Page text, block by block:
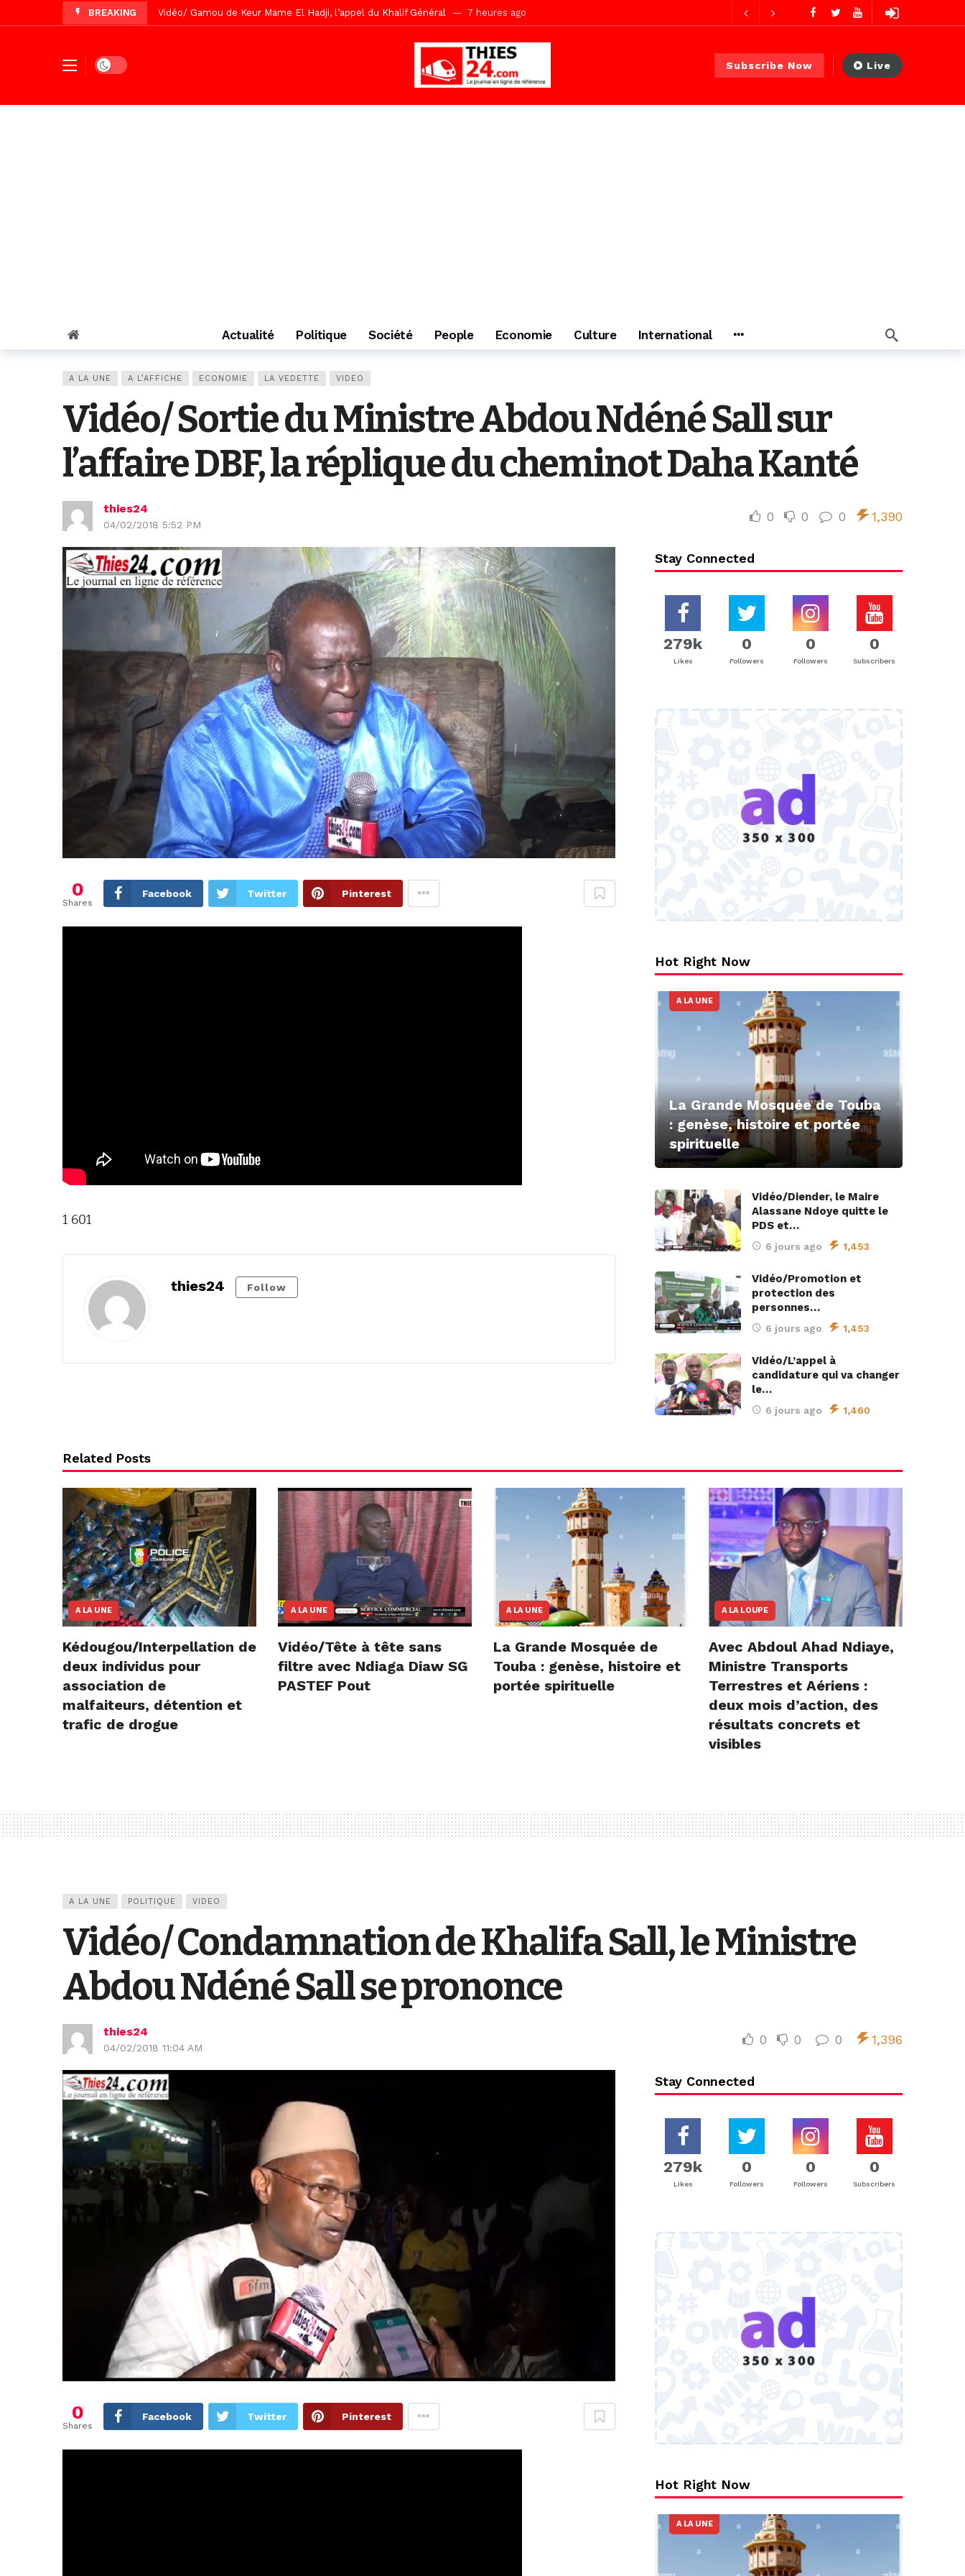
BREAKING Vidéo/ Gamou de Keur Mame El Hadji, l’appel du Khalif Général 7 heures ago
Vidéo/ Revue de presse du 5 Août 2026 avec Mouhamadou Boiro 22 heures ago
Vidéo/ Contre la violence numérique, 100 adolescents outillés dans le Boot Camp JAVA de Mboro
Un commissariat d’arrondissement de police inauguré à Touba 1 jour ago
Dark mode Subscribe Now Live
Actualité Politique Société People Economie Culture International
A LA UNE A L’AFFICHE ECONOMIE LA VEDETTE VIDEO
Vidéo/ Sortie du Ministre Abdou Ndéné Sall sur
l’affaire DBF, la réplique du cheminot Daha Kanté
thies24
04/02/2018 5:52 PM
0 0 0 1,390
0
Shares
Facebook Twitter Pinterest
1 601
thies24 Follow
Stay Connected
279k
Likes
0
Followers
0
Followers
0
Subscribers
Hot Right Now
A LA UNE
La Grande Mosquée de Touba
: genèse, histoire et portée
spirituelle
Vidéo/Diender, le Maire
Alassane Ndoye quitte le
PDS et…
6 jours ago 1,453
Vidéo/Promotion et
protection des
personnes…
6 jours ago 1,453
Vidéo/L’appel à
candidature qui va changer
le…
6 jours ago 1,460
Related Posts
A LA UNE
Kédougou/Interpellation de
deux individus pour
association de
malfaiteurs, détention et
trafic de drogue
A LA UNE
Vidéo/Tête à tête sans
filtre avec Ndiaga Diaw SG
PASTEF Pout
A LA UNE
La Grande Mosquée de
Touba : genèse, histoire et
portée spirituelle
A LA LOUPE
Avec Abdoul Ahad Ndiaye,
Ministre Transports
Terrestres et Aériens :
deux mois d’action, des
résultats concrets et
visibles
A LA UNE POLITIQUE VIDEO
Vidéo/ Condamnation de Khalifa Sall, le Ministre
Abdou Ndéné Sall se prononce
thies24
04/02/2018 11:04 AM
0 0 0 1,396
0
Shares
Facebook Twitter Pinterest
Stay Connected
279k
Likes
0
Followers
0
Followers
0
Subscribers
Hot Right Now
A LA UNE